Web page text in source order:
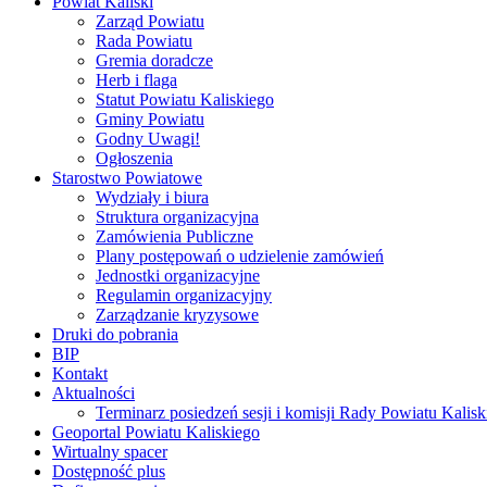
Zarząd Powiatu
Rada Powiatu
Gremia doradcze
Herb i flaga
Statut Powiatu Kaliskiego
Gminy Powiatu
Godny Uwagi!
Ogłoszenia
Starostwo Powiatowe
Wydziały i biura
Struktura organizacyjna
Zamówienia Publiczne
Plany postępowań o udzielenie zamówień
Jednostki organizacyjne
Regulamin organizacyjny
Zarządzanie kryzysowe
Druki do pobrania
BIP
Kontakt
Aktualności
Terminarz posiedzeń sesji i komisji Rady Powiatu
Geoportal Powiatu Kaliskiego
Wirtualny spacer
Dostępność plus